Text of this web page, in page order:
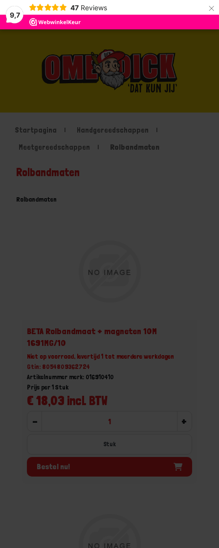
9,7
47 Reviews ×
Startpagina
Handgereedschappen
Meetgereedschappen
Rolbandmaten
Rolbandmaten
Rolbandmaten
BETA Rolbandmaat + magneten 10M
1691MG/10
Niet op voorraad, levertijd 1 tot meerdere werkdagen
Gtin: 8054809362724
Artikelnummer merk: 016910410
€ 18,03 incl. BTW
Prijs per 1 Stuk
- +
Stuk
Bestel nu!